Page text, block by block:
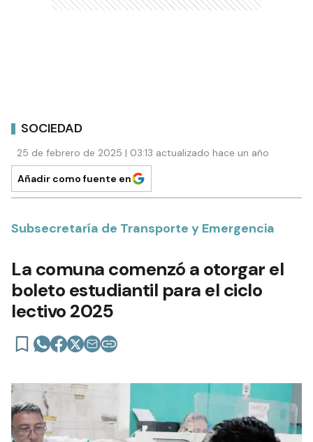
SOCIEDAD
25 de febrero de 2025 | 03:13 actualizado hace un año
Añadir como fuente en
Subsecretaría de Transporte y Emergencia
La comuna comenzó a otorgar el
boleto estudiantil para el ciclo
lectivo 2025